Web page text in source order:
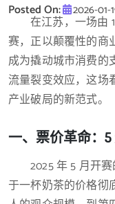
Posted On: 2026-01-
在江苏，一场由
赛，正以颠覆性的商
成为撬动城市消费的
流量裂变效应，这场
产业破局的新范式。
一、票价革命：
2025 年 5 月开
于一杯奶茶的价格彻